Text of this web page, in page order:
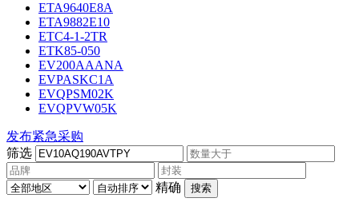
ETA9640E8A
ETA9882E10
ETC4-1-2TR
ETK85-050
EV200AAANA
EVPASKC1A
EVQPSM02K
EVQPVW05K
发布紧急采购
筛选
精确 搜索